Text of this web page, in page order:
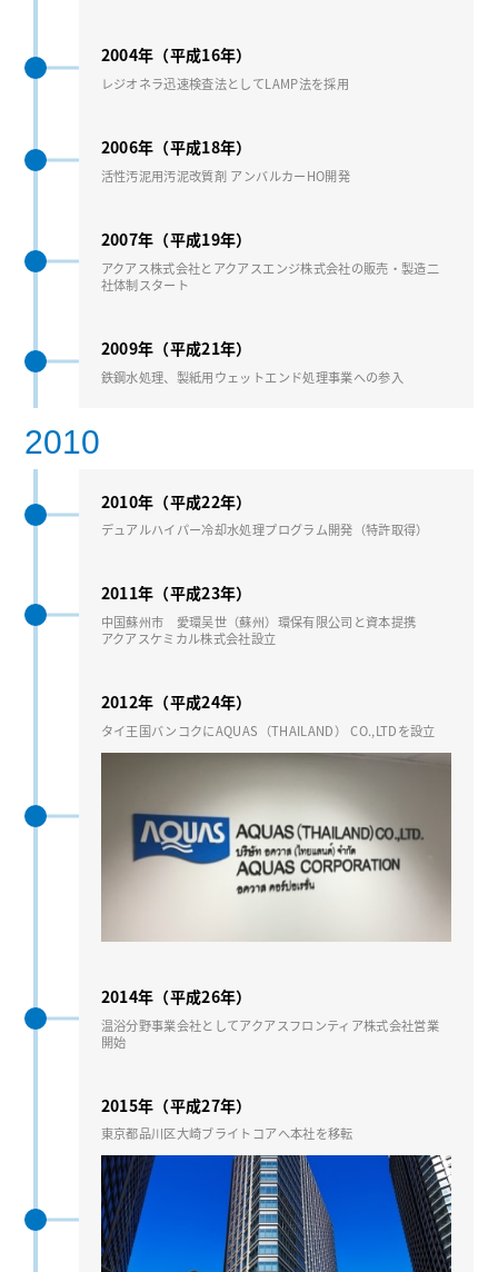
2004年（平成16年）
レジオネラ迅速検査法としてLAMP法を採⽤
2006年（平成18年）
活性汚泥⽤汚泥改質剤 アンバルカーHO開発
2007年（平成19年）
アクアス株式会社とアクアスエンジ株式会社の販売・製造⼆
社体制スタート
2009年（平成21年）
鉄鋼⽔処理、製紙⽤ウェットエンド処理事業への参⼊
2010
2010年（平成22年）
デュアルハイパー冷却⽔処理プログラム開発（特許取得）
2011年（平成23年）
中国蘇州市 愛環吴世（蘇州）環保有限公司と資本提携
アクアスケミカル株式会社設⽴
2012年（平成24年）
タイ王国バンコクにAQUAS（THAILAND） CO.,LTDを設⽴
2014年（平成26年）
温浴分野事業会社としてアクアスフロンティア株式会社営業
開始
2015年（平成27年）
東京都品川区⼤崎ブライトコアへ本社を移転